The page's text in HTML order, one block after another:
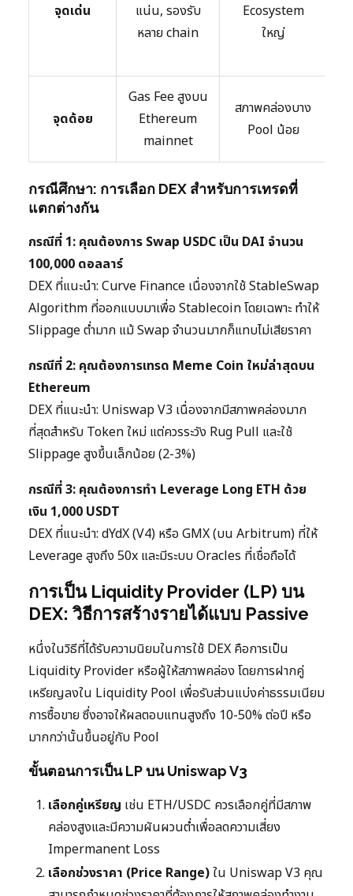
จุดเด่น
แน่น, รองรับ
หลาย chain
Ecosystem
ใหญ่
จุดด้อย
Gas Fee สูงบน
Ethereum
mainnet
สภาพคล่องบาง
Pool น้อย
กรณีศึกษา: การเลือก DEX สำหรับการเทรดที่
แตกต่างกัน
กรณีที่ 1: คุณต้องการ Swap USDC เป็น DAI จำนวน
100,000 ดอลลาร์
DEX ที่แนะนำ: Curve Finance เนื่องจากใช้ StableSwap
Algorithm ที่ออกแบบมาเพื่อ Stablecoin โดยเฉพาะ ทำให้
Slippage ต่ำมาก แม้ Swap จำนวนมากก็แทบไม่เสียราคา
กรณีที่ 2: คุณต้องการเทรด Meme Coin ใหม่ล่าสุดบน
Ethereum
DEX ที่แนะนำ: Uniswap V3 เนื่องจากมีสภาพคล่องมาก
ที่สุดสำหรับ Token ใหม่ แต่ควรระวัง Rug Pull และใช้
Slippage สูงขึ้นเล็กน้อย (2-3%)
กรณีที่ 3: คุณต้องการทำ Leverage Long ETH ด้วย
เงิน 1,000 USDT
DEX ที่แนะนำ: dYdX (V4) หรือ GMX (บน Arbitrum) ที่ให้
Leverage สูงถึง 50x และมีระบบ Oracles ที่เชื่อถือได้
การเป็น Liquidity Provider (LP) บน
DEX: วิธีการสร้างรายได้แบบ Passive
หนึ่งในวิธีที่ได้รับความนิยมในการใช้ DEX คือการเป็น
Liquidity Provider หรือผู้ให้สภาพคล่อง โดยการฝากคู่
เหรียญลงใน Liquidity Pool เพื่อรับส่วนแบ่งค่าธรรมเนียม
การซื้อขาย ซึ่งอาจให้ผลตอบแทนสูงถึง 10-50% ต่อปี หรือ
มากกว่านั้นขึ้นอยู่กับ Pool
ขั้นตอนการเป็น LP บน Uniswap V3
เลือกคู่เหรียญ เช่น ETH/USDC ควรเลือกคู่ที่มีสภาพ
คล่องสูงและมีความผันผวนต่ำเพื่อลดความเสี่ยง
Impermanent Loss
เลือกช่วงราคา (Price Range)ใน Uniswap V3 คุณ